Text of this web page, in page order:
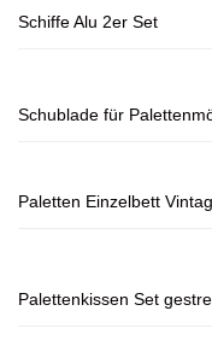
Schiffe Alu 2er Set
Schublade für
Paletten Einzelbett
Palettenkissen Set